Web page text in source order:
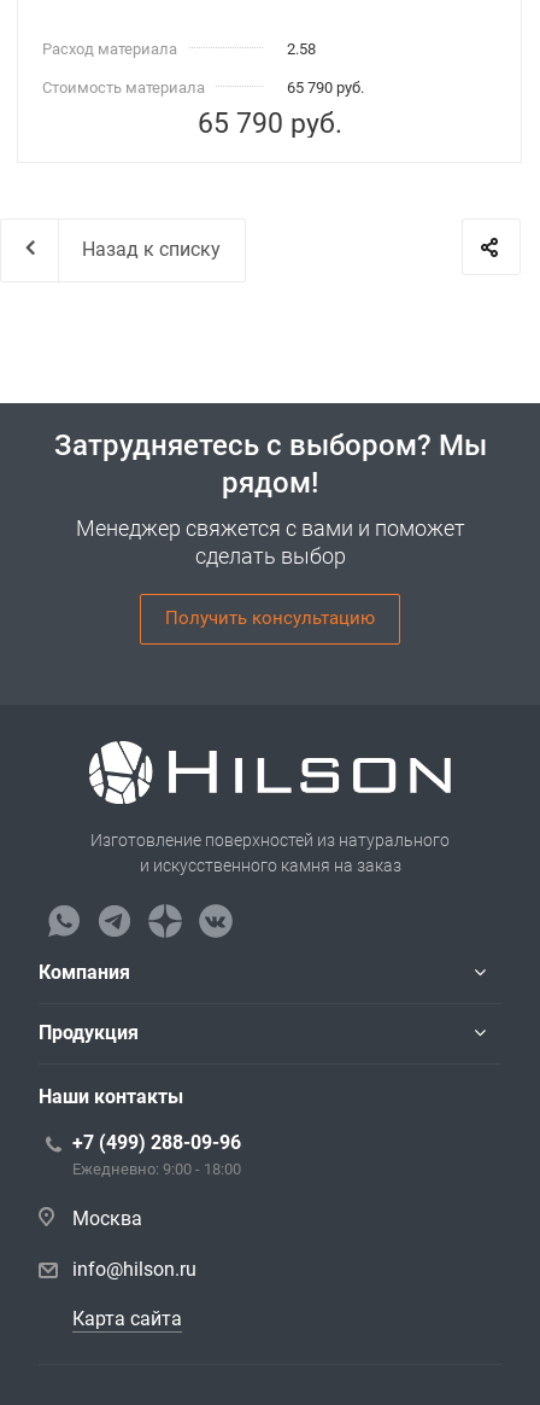
Расход материала 2.58
Стоимость материала 65 790 руб.
65 790 руб.
Назад к списку
Затрудняетесь с выбором? Мы
рядом!
Менеджер свяжется с вами и поможет
сделать выбор
Получить консультацию
Изготовление поверхностей из натурального
и искусственного камня на заказ
Компания
Продукция
Наши контакты
+7 (499) 288-09-96
Ежедневно: 9:00 - 18:00
Москва
info@hilson.ru
Карта сайта